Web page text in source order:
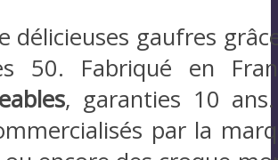
délicieuses gaufres
50. Fabriqué en
, garanties 10
par la